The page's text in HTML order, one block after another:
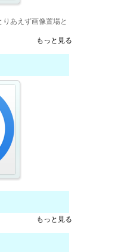
あえず画像置場と
もっと見る
もっと見る